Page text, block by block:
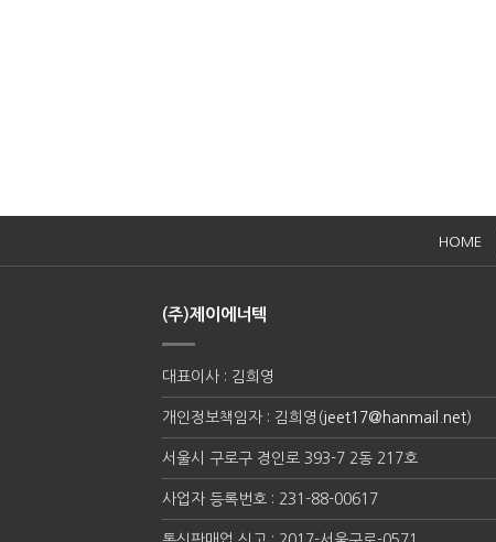
HOME
(주)제이에너텍
대표이사 : 김희영
개인정보책임자 : 김희영( jeet17@hanmail.net)
서울시 구로구 경인로 393-7 2동 217호
사업자 등록번호 : 231-88-00617